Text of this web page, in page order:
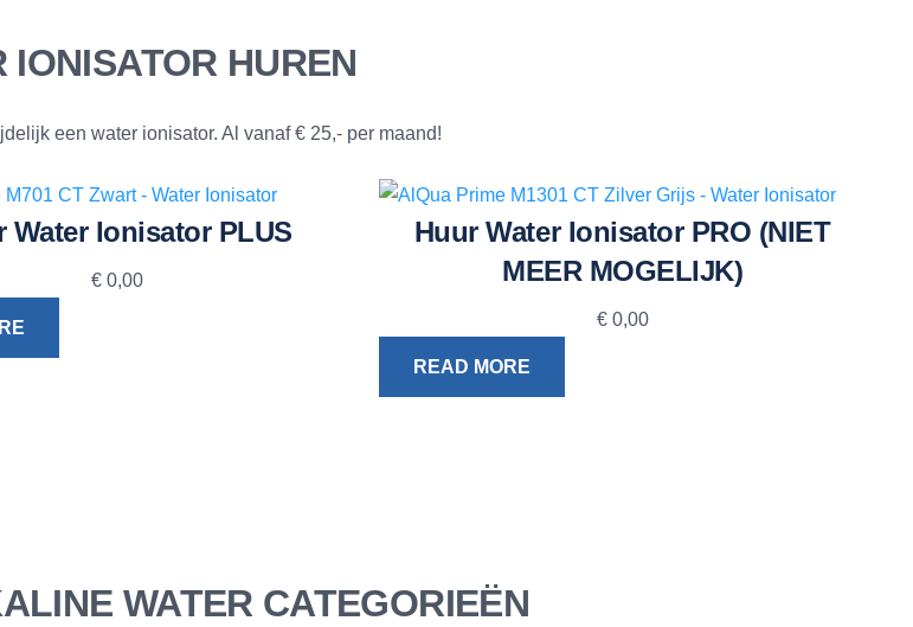
IONISATOR HUREN
een water ionisator. Al vanaf € 25,- per maand!
Water Ionisator PLUS
€0,00
Huur Water Ionisator PRO (NIET
MEER MOGELIJK)
€0,00
READ MORE
WATER CATEGORIEËN